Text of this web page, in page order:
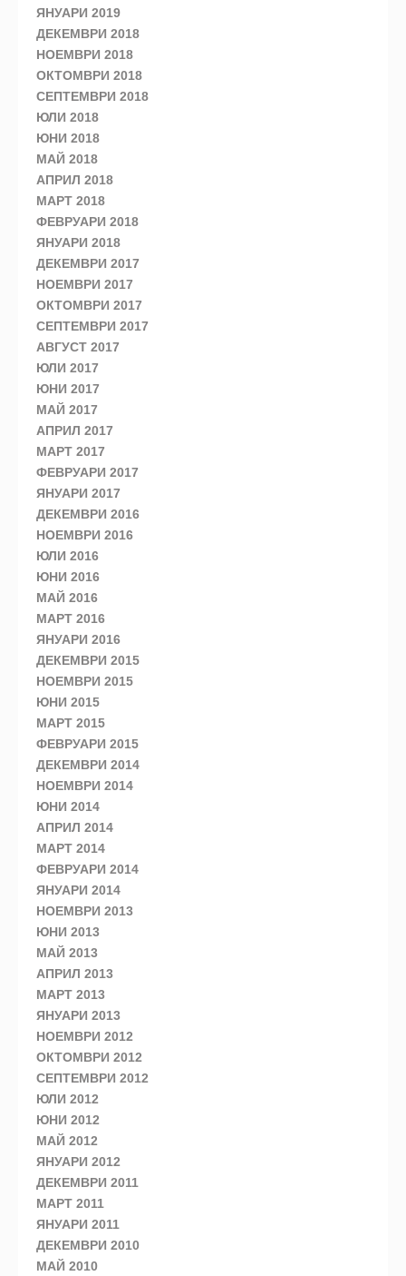
ЯНУАРИ 2019
ДЕКЕМВРИ 2018
НОЕМВРИ 2018
ОКТОМВРИ 2018
СЕПТЕМВРИ 2018
ЮЛИ 2018
ЮНИ 2018
МАЙ 2018
АПРИЛ 2018
МАРТ 2018
ФЕВРУАРИ 2018
ЯНУАРИ 2018
ДЕКЕМВРИ 2017
НОЕМВРИ 2017
ОКТОМВРИ 2017
СЕПТЕМВРИ 2017
АВГУСТ 2017
ЮЛИ 2017
ЮНИ 2017
МАЙ 2017
АПРИЛ 2017
МАРТ 2017
ФЕВРУАРИ 2017
ЯНУАРИ 2017
ДЕКЕМВРИ 2016
НОЕМВРИ 2016
ЮЛИ 2016
ЮНИ 2016
МАЙ 2016
МАРТ 2016
ЯНУАРИ 2016
ДЕКЕМВРИ 2015
НОЕМВРИ 2015
ЮНИ 2015
МАРТ 2015
ФЕВРУАРИ 2015
ДЕКЕМВРИ 2014
НОЕМВРИ 2014
ЮНИ 2014
АПРИЛ 2014
МАРТ 2014
ФЕВРУАРИ 2014
ЯНУАРИ 2014
НОЕМВРИ 2013
ЮНИ 2013
МАЙ 2013
АПРИЛ 2013
МАРТ 2013
ЯНУАРИ 2013
НОЕМВРИ 2012
ОКТОМВРИ 2012
СЕПТЕМВРИ 2012
ЮЛИ 2012
ЮНИ 2012
МАЙ 2012
ЯНУАРИ 2012
ДЕКЕМВРИ 2011
МАРТ 2011
ЯНУАРИ 2011
ДЕКЕМВРИ 2010
МАЙ 2010